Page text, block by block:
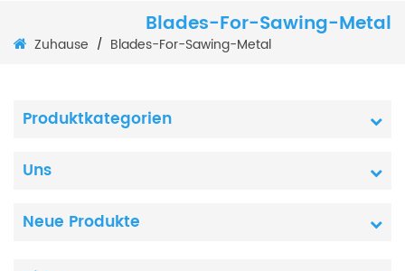
Blades-For-Sawing-Metal
Zuhause / Blades-For-Sawing-Metal
Produktkategorien
Uns
Neue Produkte